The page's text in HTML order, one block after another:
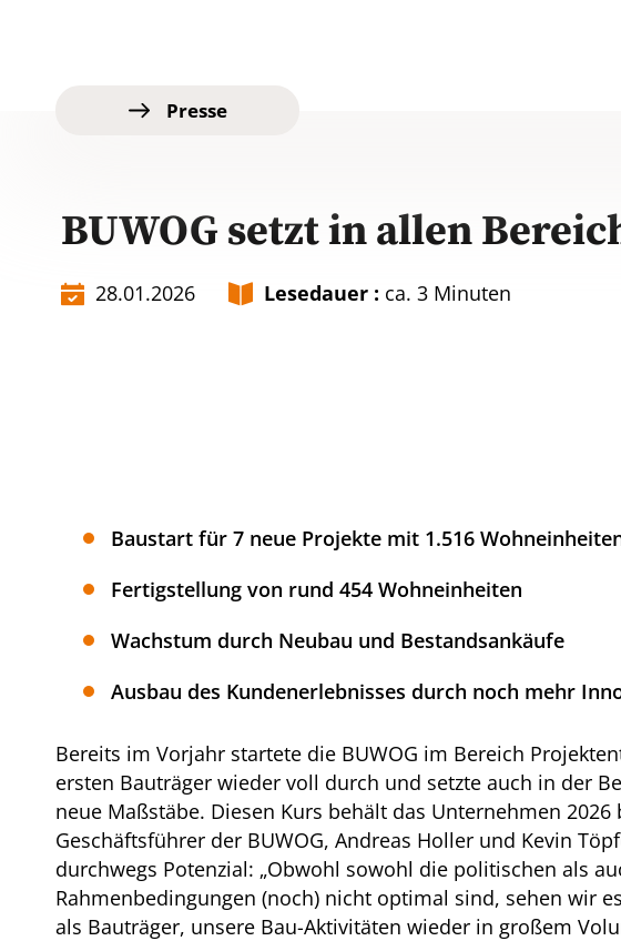
Presse
BUWOG setzt in allen
28.01.2026 Lesedauer : ca. 3 Minuten
Baustart für 7 neue Projekte mit 1.516
Fertigstellung von rund 454 Wohneinheiten
Wachstum durch Neubau und Bestandsankäufe
Ausbau des Kundenerlebnisses durch noch mehr
Bereits im Vorjahr startete die BUWOG im Bereich
ersten Bauträger wieder voll durch und setzte auch in der
neue Maßstäbe. Diesen Kurs behält das Unternehmen
Geschäftsführer der BUWOG, Andreas Holler und Kevin
durchwegs Potenzial: „Obwohl sowohl die politischen als
Rahmenbedingungen (noch) nicht optimal sind, sehen wir
als Bauträger, unsere Bau-Aktivitäten wieder in großem